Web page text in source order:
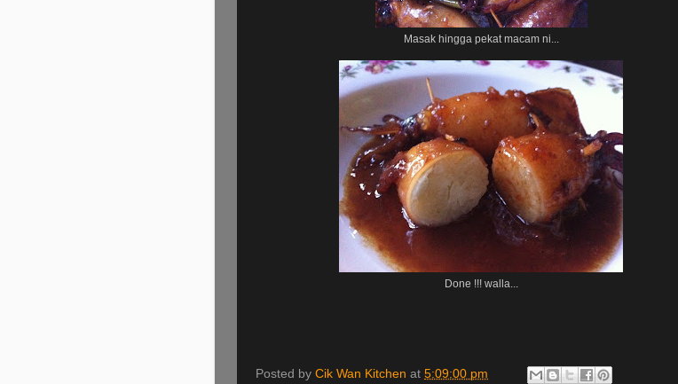
Masak hingga pekat macam ni...
Done !!! walla...
Posted by Cik Wan Kitchen at 5:09:00 pm